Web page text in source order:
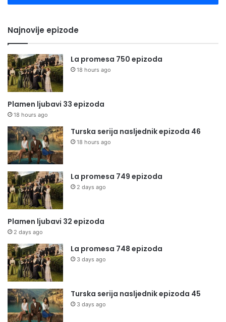
Najnovije epizode
La promesa 750 epizoda
18 hours ago
Plamen ljubavi 33 epizoda
18 hours ago
Turska serija nasljednik epizoda 46
18 hours ago
La promesa 749 epizoda
2 days ago
Plamen ljubavi 32 epizoda
2 days ago
La promesa 748 epizoda
3 days ago
Turska serija nasljednik epizoda 45
3 days ago